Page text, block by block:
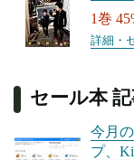
1巻
詳細・
セール本
今月
プ、